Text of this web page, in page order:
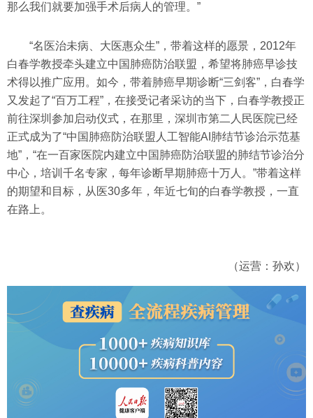
那么我们就要加强手术后病人的管理。”
“名医治未病、大医惠众生”，带着这样的愿景，2012年
白春学教授牵头建立中国肺癌防治联盟，希望将肺癌早诊技
术得以推广应用。如今，带着肺癌早期诊断“三剑客”，白春学
又发起了“百万工程”，在接受记者采访的当下，白春学教授正
前往深圳参加启动仪式，在那里，深圳市第二人民医院已经
正式成为了“中国肺癌防治联盟人工智能AI肺结节诊治示范基
地”，“在一百家医院内建立中国肺癌防治联盟的肺结节诊治分
中心，培训千名专家，每年诊断早期肺癌十万人。”带着这样
的期望和目标，从医30多年，年近七旬的白春学教授，一直
在路上。
（运营：孙欢）